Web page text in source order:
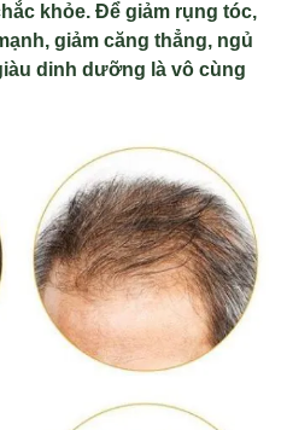
khỏe. Để giảm rụng tóc,
giảm căng thẳng, ngủ
dinh dưỡng là vô cùng